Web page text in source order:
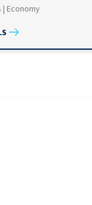
| Economy